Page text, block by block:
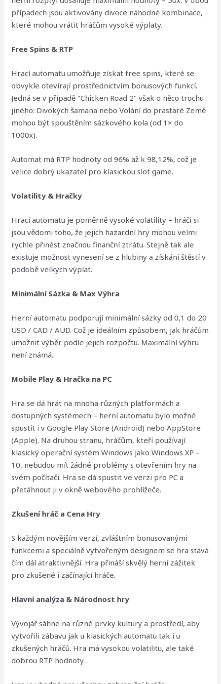
případech jsou aktivovány divoce náhodné kombinace,
které mohou vrátit hráčům vysoké výplaty.
Free Spins & RTP
Hrací automatu umožňuje získat free spins, které se
obvykle otevírají prostřednictvím bonusových funkcí.
Jedná se v případě "Chicken Road 2" však o něco trochu
jiného: Divokých šamana nebo Volání do prastaré Země
mohou být spouštěním sázkového kola (od 1× do
1000x).
Automat má RTP hodnoty od 96% až k 98,12%, což je
velice dobrý ukazatel pro klasickou slot game.
Volatility & Hračky
Hrací automatu je poměrně vysoké volatility – hráči si
jsou vědomi toho, že jejich hazardní hry mohou velmi
rychle přinést značnou finanční ztrátu. Stejně tak ale
existuje možnost vynesení se z hlubiny a získání štěstí v
podobě velkých výplat.
Minimální Sázka & Max Výhra
Herní automatu podporují minimální sázky od 0,1 do 20
USD / CAD / AUD. Což je ideálním způsobem, jak hráčům
umožnit výběr podle jejich rozpočtu. Maximální výhru
není známá.
Mobile Play & Hračka na PC
Hra se dá hrát na mnoha různých platformách a
dostupných systémech – herní automatu bylo možné
spustit i v Google Play Store (Android) nebo AppStore
(Apple). Na druhou stranu, hráčům, kteří používají
klasický operační systém Windows jako Windows XP –
10, nebudou mít žádné problémy s otevřením hry na
svém počítači. Hra se dá spustit ve verzi pro PC a
přetáhnout ji v okně webového prohlížeče.
Zkušení hráč a Cena Hry
S každým novějším verzí, zvláštním bonusovanými
funkcemi a speciálně vytvořeným designem se hra stává
čím dál atraktivnější. Hra přináší skvělý herní zážitek
pro zkušené i začínající hráče.
Hlavní analýza & Národnost hry
Vývojář sáhne na různé prvky kultury a prostředí, aby
vytvořili zábavu jak u klasických automatu tak i u
zkušených hráčů. Hra má vysokou volatilitu, ale také
dobrou RTP hodnoty.